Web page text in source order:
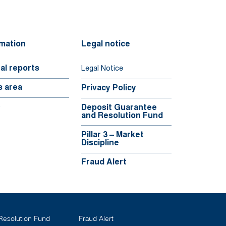
Fund Fraud Alert
reports
area
Legal notice
Legal Notice
Privacy Policy
Deposit Guarantee
and Resolution Fund
Pillar 3 – Market
Discipline
Fraud Alert